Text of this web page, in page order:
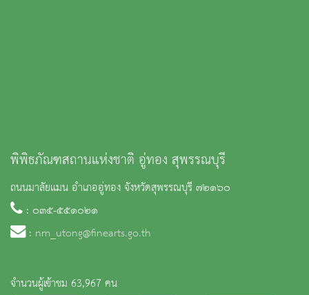
พิพิธภัณฑสถานแห่งชาติ อู่ทอง สุพรรณบุรี
ถนนมาลัยแมน อำเภออู่ทอง จังหวัดสุพรรณบุรี ๗๒๑๖๐
: ๐๓๕-๕๕๑๐๒๑
: nm_utong@finearts.go.th
จำนวนผู้เข้าชม 63,967 คน